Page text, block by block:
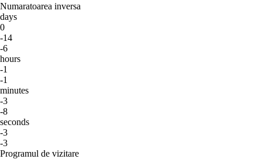
Numaratoarea inversa
days
0
-14
-6
hours
-1
-1
minutes
-3
-8
seconds
-3
-3
Programul de vizitare